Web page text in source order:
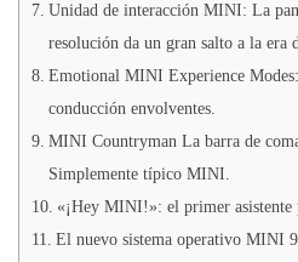
Unidad de interacción MINI: La
resolución da un gran salto a la era
Emotional MINI Experience
conducción envolventes.
MINI Countryman La barra de
Simplemente típico MINI.
«¡Hey MINI!»: el primer
El nuevo sistema operativo MINI